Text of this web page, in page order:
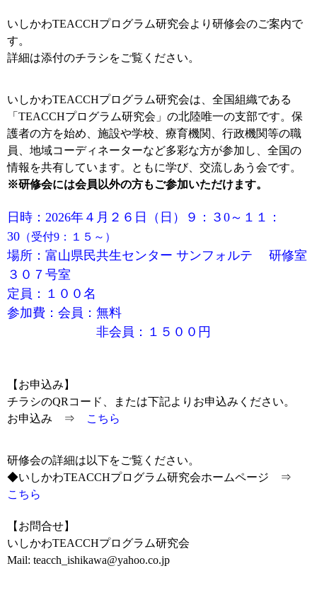
いしかわTEACCHプログラム研究会より研修会のご案内で
す。
詳細は添付のチラシをご覧ください。
いしかわTEACCHプログラム研究会は、全国組織である
「TEACCHプログラム研究会」の北陸唯一の支部です。保
護者の方を始め、施設や学校、療育機関、行政機関等の職
員、地域コーディネーターなど多彩な方が参加し、全国の
情報を共有しています。ともに学び、交流しあう会です。
※研修会には会員以外の方もご参加いただけます。
日時：2026年４月２６日（日）９：３0～１１：
30 （受付9：１５～）
場所：富山県民共生センター サンフォルテ 研修室
３０７号室
定員： １００名
参加費：会員：無料
非会員：１５００円
【お申込み】
チラシのQRコード、または下記よりお申込みください。
お申込み ⇒
こちら
研修会の詳細は以下をご覧ください。
◆いしかわTEACCHプログラム研究会ホームページ ⇒
こちら
【お問合せ】
いしかわTEACCHプログラム研究会
Mail: teacch_ishikawa@yahoo.co.jp